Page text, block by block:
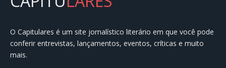
O Capitulares é um site jornalístico literário em que você pode
conferir entrevistas, lançamentos, eventos, críticas e muito
mais.